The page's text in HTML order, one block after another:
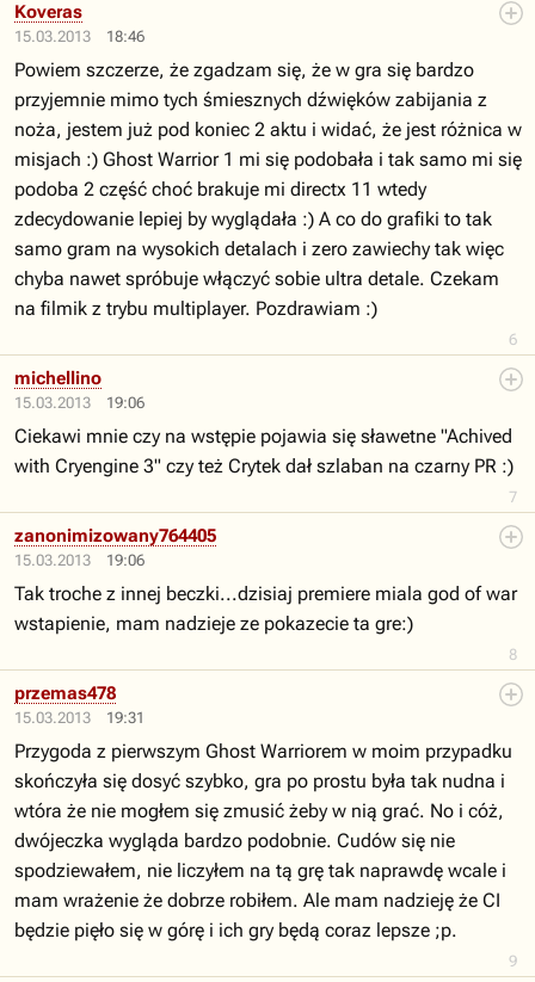
15.03.2013 18:46
6
Koveras
Powiem szczerze, że zgadzam się, że w gra się bardzo
przyjemnie mimo tych śmiesznych dźwięków zabijania z
noża, jestem już pod koniec 2 aktu i widać, że jest różnica w
misjach :) Ghost Warrior 1 mi się podobała i tak samo mi się
podoba 2 część choć brakuje mi directx 11 wtedy
zdecydowanie lepiej by wyglądała :) A co do grafiki to tak
samo gram na wysokich detalach i zero zawiechy tak więc
chyba nawet spróbuje włączyć sobie ultra detale. Czekam
na filmik z trybu multiplayer. Pozdrawiam :)
15.03.2013 19:06
7
michellino
Ciekawi mnie czy na wstępie pojawia się sławetne "Achived
with Cryengine 3" czy też Crytek dał szlaban na czarny PR :)
15.03.2013 19:06
8
zanonimizowany764405
Tak troche z innej beczki...dzisiaj premiere miala god of war
wstapienie, mam nadzieje ze pokazecie ta gre:)
15.03.2013 19:31
9
przemas478
Przygoda z pierwszym Ghost Warriorem w moim przypadku
skończyła się dosyć szybko, gra po prostu była tak nudna i
wtóra że nie mogłem się zmusić żeby w nią grać. No i cóż,
dwójeczka wygląda bardzo podobnie. Cudów się nie
spodziewałem, nie liczyłem na tą grę tak naprawdę wcale i
mam wrażenie że dobrze robiłem. Ale mam nadzieję że CI
będzie pięło się w górę i ich gry będą coraz lepsze ;p.